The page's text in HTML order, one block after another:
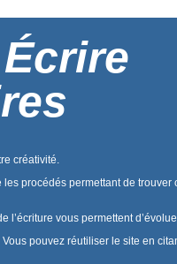
créativité.
procédés permettant de trouver
l’écriture vous permettent
pouvez réutiliser le site en